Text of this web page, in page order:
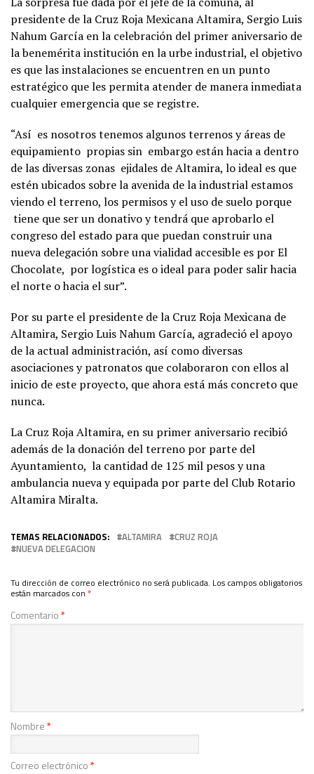
presidente de la Cruz Roja Mexicana Altamira, Sergio Luis
Nahum García en la celebración del primer aniversario de
la benemérita institución en la urbe industrial, el objetivo
es que las instalaciones se encuentren en un punto
estratégico que les permita atender de manera inmediata
cualquier emergencia que se registre.
“Así es nosotros tenemos algunos terrenos y áreas de
equipamiento propias sin embargo están hacia a dentro
de las diversas zonas ejidales de Altamira, lo ideal es que
estén ubicados sobre la avenida de la industrial estamos
viendo el terreno, los permisos y el uso de suelo porque
tiene que ser un donativo y tendrá que aprobarlo el
congreso del estado para que puedan construir una
nueva delegación sobre una vialidad accesible es por El
Chocolate, por logística es o ideal para poder salir hacia
el norte o hacia el sur”.
Por su parte el presidente de la Cruz Roja Mexicana de
Altamira, Sergio Luis Nahum García, agradeció el apoyo
de la actual administración, así como diversas
asociaciones y patronatos que colaboraron con ellos al
inicio de este proyecto, que ahora está más concreto que
nunca.
La Cruz Roja Altamira, en su primer aniversario recibió
además de la donación del terreno por parte del
Ayuntamiento, la cantidad de 125 mil pesos y una
ambulancia nueva y equipada por parte del Club Rotario
Altamira Miralta.
TEMAS RELACIONADOS: ALTAMIRA
CRUZ ROJA
NUEVA DELEGACION
Tu dirección de correo electrónico no será publicada. Los campos obligatorios
están marcados con *
Comentario*
Nombre*
Correo electrónico*